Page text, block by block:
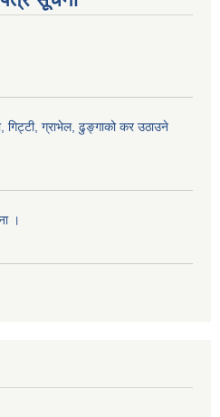
गिट्टी, ग्राभेल, ढुङ्गाको कर उठाउने
।